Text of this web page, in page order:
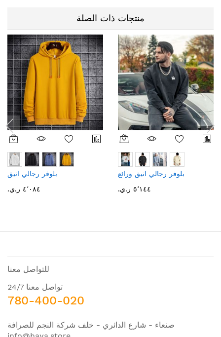
منتجات ذات الصلة
بلوفر رجالي انيق
٤٬٠٨٤ ر.ي.‏
بلوفر رجالي انيق ورائع
٥٬١٤٤ ر.ي.‏
للتواصل معنا
تواصل معنا 24/7
780-400-020
صنعاء - شارع الدائري - خلف شركة النجم للصرافة